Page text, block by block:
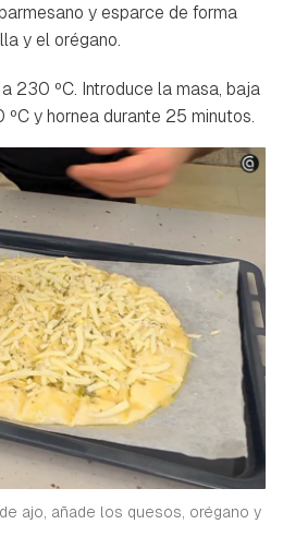
y esparce de forma
y el orégano.
230 ºC. Introduce la masa, baja
y hornea durante 25 minutos.
ajo, añade los quesos, orégano y